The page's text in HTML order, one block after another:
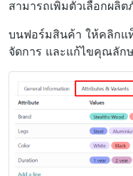
สามารถเพิ่มตัวเลือกผลิ
บนฟอร์มสินค้า ให้คลิกแ
จัดการ และแก้ไขคุณลัก